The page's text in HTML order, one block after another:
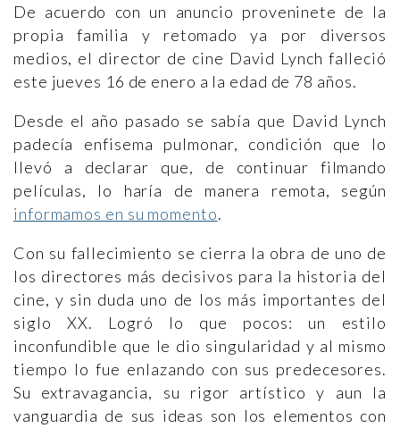
De acuerdo con un anuncio proveninete de la
propia familia y retomado ya por diversos
medios, el director de cine David Lynch falleció
este jueves 16 de enero a la edad de 78 años.
Desde el año pasado se sabía que David Lynch
padecía enfisema pulmonar, condición que lo
llevó a declarar que, de continuar filmando
películas, lo haría de manera remota, según
informamos en su momento.
Con su fallecimiento se cierra la obra de uno de
los directores más decisivos para la historia del
cine, y sin duda uno de los más importantes del
siglo XX. Logró lo que pocos: un estilo
inconfundible que le dio singularidad y al mismo
tiempo lo fue enlazando con sus predecesores.
Su extravagancia, su rigor artístico y aun la
vanguardia de sus ideas son los elementos con